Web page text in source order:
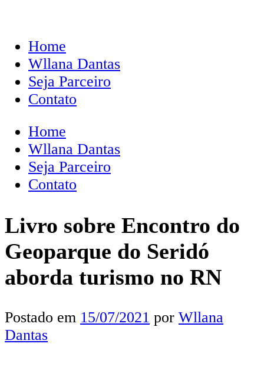
Home
Wllana Dantas
Seja Parceiro
Contato
Home
Wllana Dantas
Seja Parceiro
Contato
Livro sobre Encontro do
Geoparque do Seridó
aborda turismo no RN
Postado em 15/07/2021 por Wllana
Dantas